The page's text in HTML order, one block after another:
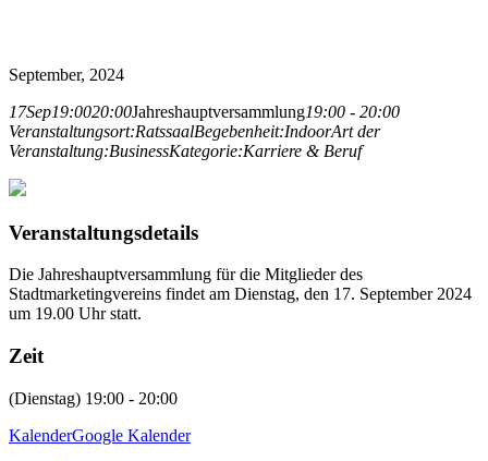
September, 2024
17Sep19:0020:00Jahreshauptversammlung19:00 - 20:00
Veranstaltungsort:RatssaalBegebenheit:IndoorArt der
Veranstaltung:BusinessKategorie:Karriere & Beruf
Veranstaltungsdetails
Die Jahreshauptversammlung für die Mitglieder des
Stadtmarketingvereins findet am Dienstag, den 17. September 2024
um 19.00 Uhr statt.
Zeit
(Dienstag) 19:00 - 20:00
KalenderGoogle Kalender